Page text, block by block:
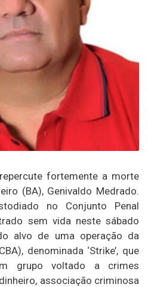
fortemente a morte
(BA), Genivaldo Medrado.
no Conjunto Penal
sem vida neste sábado
alvo de uma operação da
denominada ‘Strike’, que
grupo voltado a crimes
associação criminosa